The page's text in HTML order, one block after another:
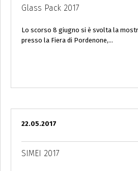
Glass Pack 2017
Lo scorso 8 giugno si è svolta la
presso la Fiera di Pordenone,...
22.05.2017
SIMEI 2017